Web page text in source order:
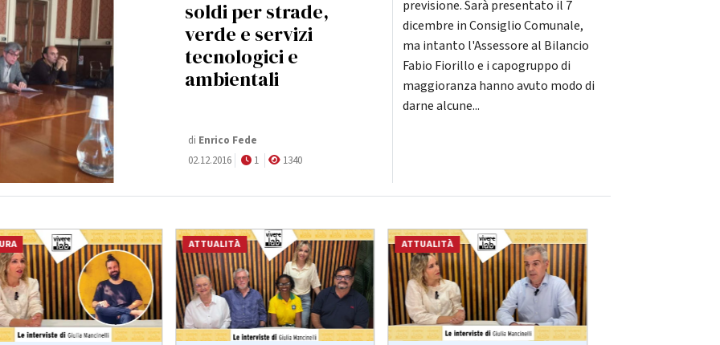
soldi per strade,
verde e servizi
tecnologici e
ambientali
di Enrico Fede
02.12.2016
1 1340
previsione. Sarà presentato il 7
dicembre in Consiglio Comunale,
ma intanto l'Assessore al Bilancio
Fabio Fiorillo e i capogruppo di
maggioranza hanno avuto modo di
darne alcune...
ATTUALITÀ ATTUALITÀ